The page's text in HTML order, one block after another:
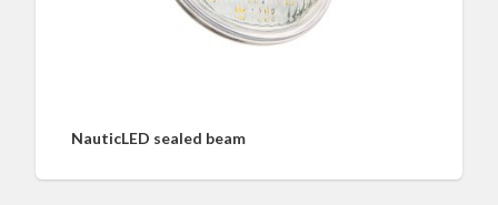
NauticLED sealed beam